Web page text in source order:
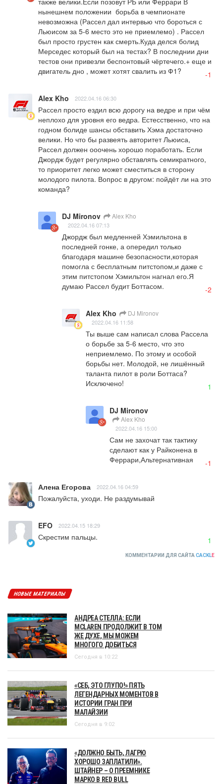
нынешнем положении  борьба в чемпионате
невозможна (Рассел дал интервью что бороться с
Льюисом за 5-6 место это не приемлемо) . Рассел
был просто грустен как смерть.Куда делся болид
Мерседес который был на тестах? В последнии дни
тестов они привезли беспонтовый чёртечего.+ еще и
двигатель дно , может хотят свалить из Ф1?
-1
Alex Kho 2022.04.16 06:30
Рассел просто ездил всю дорогу на ведре и при чём
неплохо для уровня его ведра. Естесственно, что на
годном болиде шансы обставить Хэма достаточно
велики. Но что бы развеять авторитет Льюиса,
Рассел должен ооочень хорошо поработать. Если
Джордж будет регулярно обставлять семикратного,
то приоритет легко может сместиться в сторону
молодого пилота. Вопрос в другом: пойдёт ли на это
команда?
DJ Mironov Alex Kho
2022.04.16 07:13
Джордж был медленней Хэмильтона в
последней гонке, а опередил только
благодаря машине безопасности,которая
помогла с бесплатным питстопом,и даже с
этим питстопом Хэмильтон нагнал его.Я
думаю Рассел будит Боттасом.
-2
Alex Kho DJ Mironov
2022.04.16 11:58
Ты выше сам написал слова Рассела
о борьбе за 5-6 место, что это
неприемлемо. По этому и особой
борьбы нет. Молодой, не лишённый
таланта пилот в роли Боттаса?
Исключено!
1
DJ Mironov
Alex Kho
2022.04.16 15:00
Сам не захочат так тактику
сделают как у Райконена в
Феррари,Альтернативная
-1
Алена Егорова 2022.04.16 04:59
Пожалуйста, уходи. Не раздумывай
EFO 2022.04.15 18:29
Скрестим пальцы. 1
КОММЕНТАРИИ ДЛЯ САЙТА CACKLE
НОВЫЕ МАТЕРИАЛЫ
АНДРЕА СТЕЛЛА: ЕСЛИ
MCLAREN ПРОДОЛЖИТ В ТОМ
ЖЕ ДУХЕ, МЫ МОЖЕМ
МНОГОГО ДОБИТЬСЯ
Сегодня в 10:22
«СЕБ, ЭТО ГЛУПО!» ПЯТЬ
ЛЕГЕНДАРНЫХ МОМЕНТОВ В
ИСТОРИИ ГРАН ПРИ
МАЛАЙЗИИ
Сегодня в 9:02
«ДОЛЖНО БЫТЬ, ЛАГРЮ
ХОРОШО ЗАПЛАТИЛИ».
ШТАЙНЕР – О ПРЕЕМНИКЕ
МАРКО В RED BULL